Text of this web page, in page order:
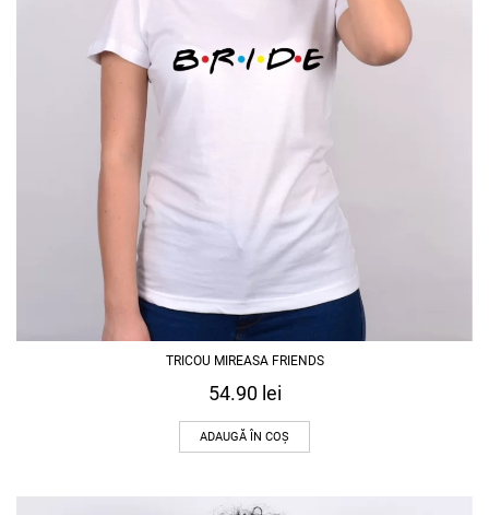
TRICOU MIREASA FRIENDS
54.90 lei
ADAUGĂ ÎN COȘ